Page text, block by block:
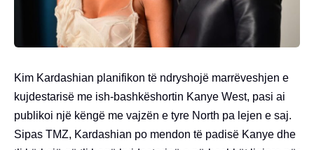
Kim Kardashian planifikon të ndryshojë marrëveshjen e
kujdestarisë me ish-bashkëshortin Kanye West, pasi ai
publikoi një këngë me vajzën e tyre North pa lejen e saj.
Sipas TMZ, Kardashian po mendon të padisë Kanye dhe